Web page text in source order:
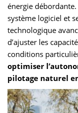
énergie
système logiciel et
technologique
d’ajuster les
conditions
optimiser
pilotage naturel